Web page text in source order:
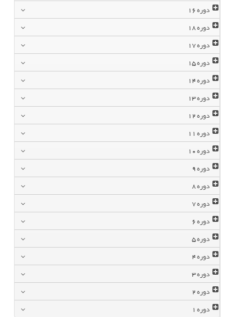
دوره16
دوره18
دوره17
دوره15
دوره14
دوره13
دوره12
دوره11
دوره10
دوره9
دوره8
دوره7
دوره6
دوره5
دوره4
دوره3
دوره2
دوره1